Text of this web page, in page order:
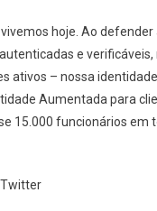
hoje. Ao
e
ativos – nossa
Aumentada para
15.000 funcionários em
Twitter